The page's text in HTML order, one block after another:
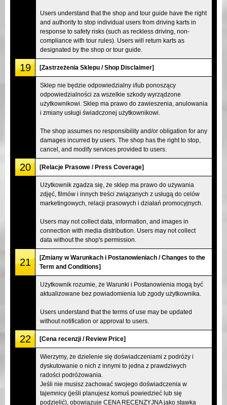
Users understand that the shop and tour guide have the right
and authority to stop individual users from driving karts in
response to safety risks (such as reckless driving, non-
compliance with tour rules). Users will return karts as
designated by the shop or tour guide.
19 [Zastrzeżenia Sklepu / Shop Disclaimer]
Sklep nie będzie odpowiedzialny i/lub ponoszący
odpowiedzialności za wszelkie szkody wyrządzone
użytkownikowi. Sklep ma prawo do zawieszenia, anulowania
i zmiany usługi świadczonej użytkownikowi.
The shop assumes no responsibility and/or obligation for any
damages incurred by users. The shop has the right to stop,
cancel, and modify services provided to users.
20 [Relacje Prasowe / Press Coverage]
Użytkownik zgadza się, że sklep ma prawo do używania
zdjęć, filmów i innych treści związanych z usługą do celów
marketingowych, relacji prasowych i działań promocyjnych.
Users may not collect data, information, and images in
connection with media distribution. Users may not collect
data without the shop's permission.
21
[Zmiany w Warunkach i Postanowieniach / Changes to the
Term and Conditions]
Użytkownik rozumie, że Warunki i Postanowienia mogą być
aktualizowane bez powiadomienia lub zgody użytkownika.
Users understand that the terms of use may be updated
without notification or approval to users.
22 [Cena recenzji / Review Price]
Wierzymy, że dzielenie się doświadczeniami z podróży i
dyskutowanie o nich z innymi to jedna z prawdziwych
radości podróżowania.
Jeśli nie musisz zachować swojego doświadczenia w
tajemnicy (jeśli planujesz komuś powiedzieć lub się
podzielić), obowiązuje CENA RECENZYJNA jako stawka